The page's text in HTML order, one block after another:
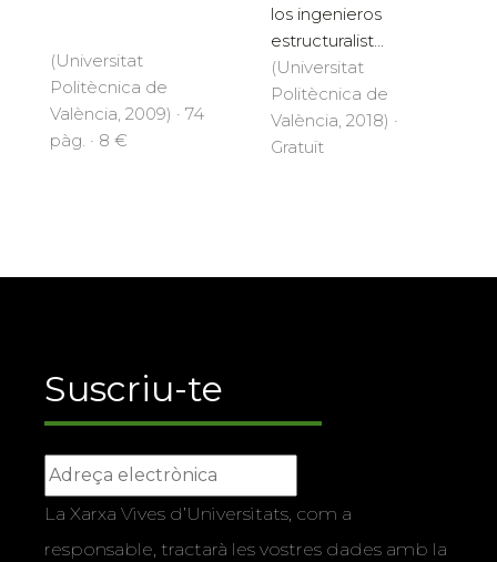
(Universitat
Politècnica de
València, 2009) · 74
pàg. · 8 €
los ingenieros
estructuralist...
(Universitat
Politècnica de
València, 2018) ·
Gratuït
Suscriu-te
La Xarxa Vives d’Universitats, com a
responsable, tractarà les vostres dades amb la